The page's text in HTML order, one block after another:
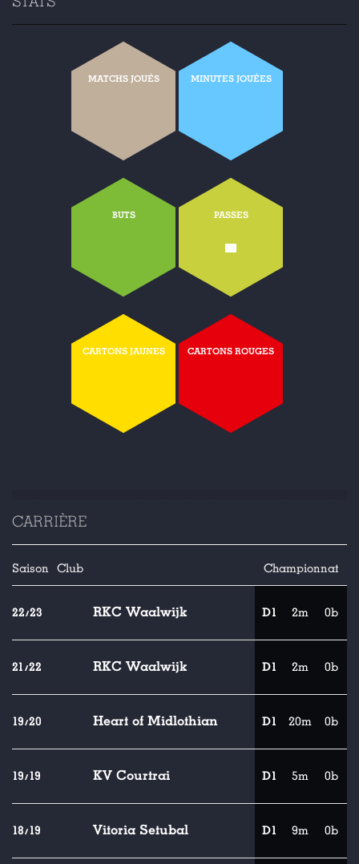
MATCHS JOUÉS MINUTES JOUÉES
BUTS PASSES
-
CARTONS JAUNES CARTONS ROUGES
CARRIÈRE
Saison Club Championnat
22/23 RKC Waalwijk D1 2m 0b
21/22 RKC Waalwijk D1 2m 0b
19/20 Heart of Midlothian D1 20m 0b
19/19 KV Courtrai D1 5m 0b
18/19 Vitoria Setubal D1 9m 0b